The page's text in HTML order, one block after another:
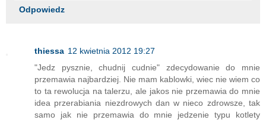
Odpowiedz
thiessa 12 kwietnia 2012 19:27
"Jedz pysznie, chudnij cudnie" zdecydowanie do mnie
przemawia najbardziej. Nie mam kablowki, wiec nie wiem co
to ta rewolucja na talerzu, ale jakos nie przemawia do mnie
idea przerabiania niezdrowych dan w nieco zdrowsze, tak
samo jak nie przemawia do mnie jedzenie typu kotlety